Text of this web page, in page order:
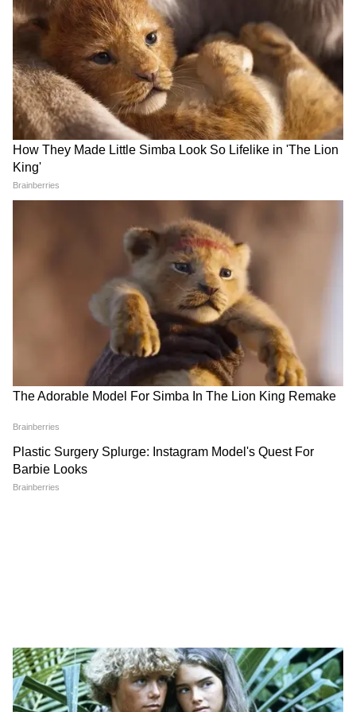
8th Pay Commission: ৫ ফিটমেন্ট ফ্যাক্টরের নতুন
সূত্র! ৪০০% পর্যন্ত বেতন বৃদ্ধির বড় প্রস্তাব বেতন
ককরোচ পার্টিতে গোষ্ঠীকোন্দল
চরমে, অভিজিৎ দীপকের বিরুদ্ধে
Jharkhand Protest: হেমন্ত
সোরেন সরকারের বিরুদ্ধে
ছাত্রদের বিস্ফোরক আন্দোলন!
যন্তর মন্তর গ্যাং মিসিং
PM Modi Meeting: কাল
মোদীর Breakfast টেবিলে
কাকলী-সুদীপরা, ইউসুফ
পাঠানরা কি থাকবেন?
LATEST VIDEOS
Annapurna Bhandar Payment |
প্রতিমাসে কত তারিখে ঢুকবে অন্নপূর্ণার ৩